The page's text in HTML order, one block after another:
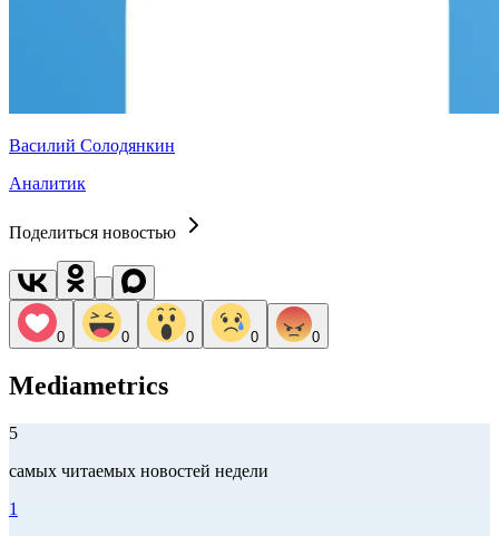
Василий Солодянкин
Аналитик
Поделиться новостью
0 0 0 0 0
Mediametrics
5
самых читаемых новостей недели
1